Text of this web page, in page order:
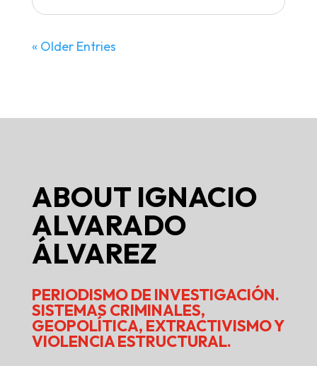
« Older Entries
ABOUT IGNACIO
ALVARADO
ÁLVAREZ
PERIODISMO DE INVESTIGACIÓN.
SISTEMAS CRIMINALES,
GEOPOLÍTICA, EXTRACTIVISMO Y
VIOLENCIA ESTRUCTURAL.